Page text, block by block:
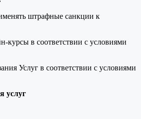
штрафные санкции к
в соответствии с условиями
Услуг в соответствии с условиями
услуг